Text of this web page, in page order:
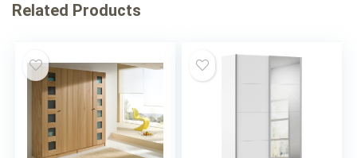
Related Products